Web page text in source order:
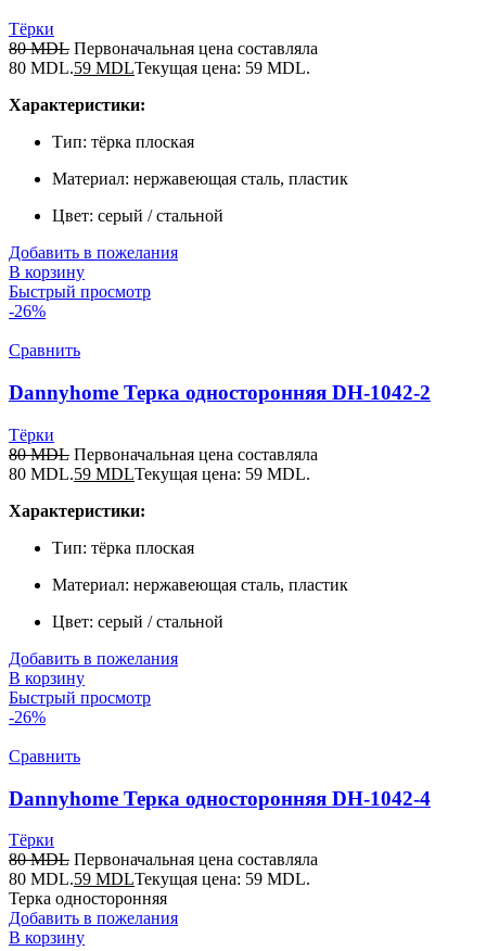
Тёрки
80MDL Первоначальная цена составляла
80 MDL.59 MDLТекущая цена: 59 MDL.
Характеристики:
Тип: тёрка плоская
Материал: нержавеющая сталь, пластик
Цвет: серый / стальной
Добавить в пожелания
В корзину
Быстрый просмотр
-26%
Сравнить
Dannyhome Терка односторонняя DH-1042-2
Тёрки
80MDL Первоначальная цена составляла
80 MDL.59 MDLТекущая цена: 59 MDL.
Характеристики:
Тип: тёрка плоская
Материал: нержавеющая сталь, пластик
Цвет: серый / стальной
Добавить в пожелания
В корзину
Быстрый просмотр
-26%
Сравнить
Dannyhome Терка односторонняя DH-1042-4
Тёрки
80MDL Первоначальная цена составляла
80 MDL.59 MDLТекущая цена: 59 MDL.
Терка односторонняя
Добавить в пожелания
В корзину